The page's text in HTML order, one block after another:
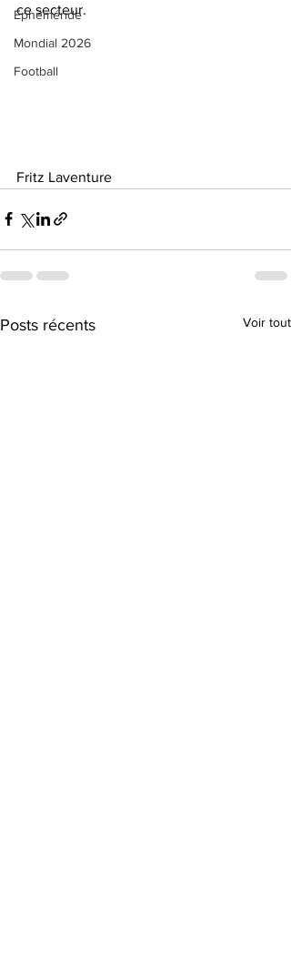
Éphéméride
Mondial 2026
Football
ce secteur.
Fritz Laventure
Posts récents Voir tout